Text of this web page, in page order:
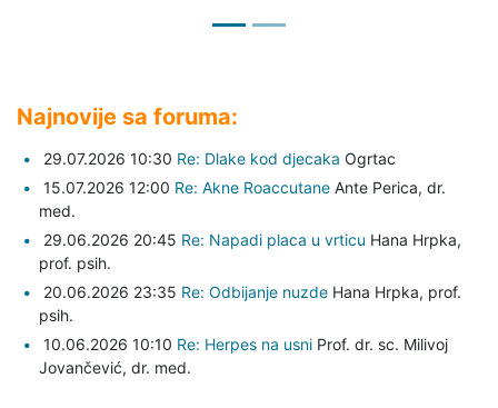
Najnovije sa foruma:
29.07.2026 10:30 Re: Dlake kod djecaka Ogrtac
15.07.2026 12:00 Re: Akne Roaccutane Ante Perica, dr.
med.
29.06.2026 20:45 Re: Napadi placa u vrticu Hana Hrpka,
prof. psih.
20.06.2026 23:35 Re: Odbijanje nuzde Hana Hrpka, prof.
psih.
10.06.2026 10:10 Re: Herpes na usni Prof. dr. sc. Milivoj
Jovančević, dr. med.